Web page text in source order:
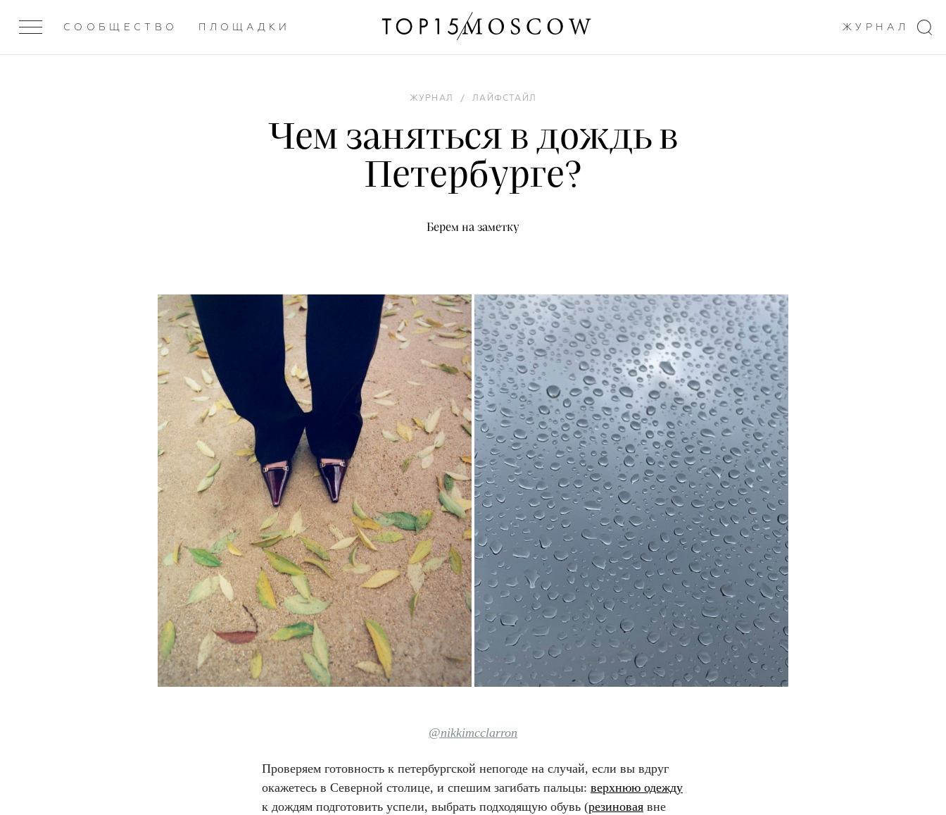
СООБЩЕСТВО ПЛОЩАДКИ ЖУРНАЛ
ЖУРНАЛ / ЛАЙФСТАЙЛ
Чем заняться в дождь в
Петербурге?
Берем на заметку
@nikkimcclarron
Проверяем готовность к петербургской непогоде на случай, если вы вдруг
окажетесь в Северной столице, и спешим загибать пальцы: верхнюю одежду
к дождям подготовить успели, выбрать подходящую обувь (резиновая вне